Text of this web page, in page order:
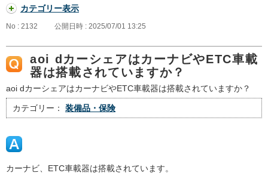
カテゴリー表示
No : 2132 公開日時 : 2025/07/01 13:25
aoi dカーシェアはカーナビやETC車載
器は搭載されていますか？
aoi dカーシェアはカーナビやETC車載器は搭載されていますか？
カテゴリー： 装備品・保険
カーナビ、ETC車載器は搭載されています。